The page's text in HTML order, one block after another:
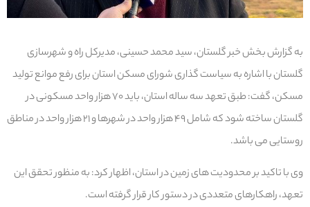
به گزارش بخش خبر گلستان، سید محمد حسینی، مدیرکل راه و شهرسازی
گلستان با اشاره به سیاست گذاری شورای مسکن استان برای رفع موانع تولید
مسکن، گفت: طبق تعهد سه ساله استان، باید ۷۰ هزار واحد مسکونی در
گلستان ساخته شود که شامل ۴۹ هزار واحد در شهرها و ۲۱ هزار واحد در مناطق
روستایی می باشد.
وی با تاکید بر محدودیت های زمین در استان، اظهار کرد: به منظور تحقق این
تعهد، راهکارهای متعددی در دستور کار قرار گرفته است.